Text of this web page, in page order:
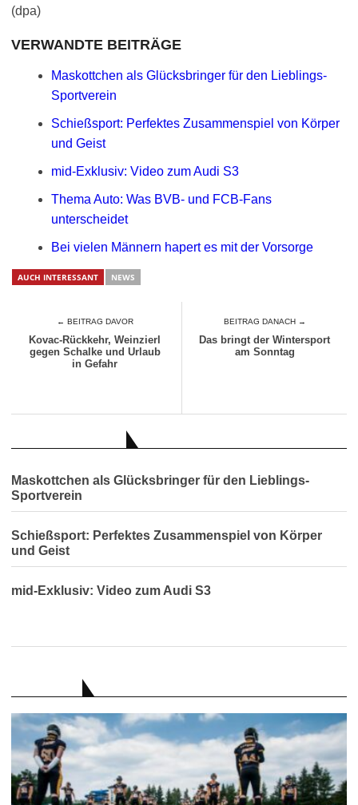
(dpa)
VERWANDTE BEITRÄGE
Maskottchen als Glücksbringer für den Lieblings-
Sportverein
Schießsport: Perfektes Zusammenspiel von Körper
und Geist
mid-Exklusiv: Video zum Audi S3
Thema Auto: Was BVB- und FCB-Fans
unterscheidet
Bei vielen Männern hapert es mit der Vorsorge
AUCH INTERESSANT NEWS
← BEITRAG DAVOR
Kovac-Rückkehr, Weinzierl
gegen Schalke und Urlaub
in Gefahr
BEITRAG DANACH →
Das bringt der Wintersport
am Sonntag
Maskottchen als Glücksbringer für den Lieblings-
Sportverein
Schießsport: Perfektes Zusammenspiel von Körper
und Geist
mid-Exklusiv: Video zum Audi S3